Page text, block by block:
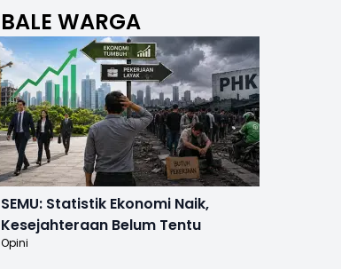
BALE WARGA
SEMU: Statistik Ekonomi Naik,
Kesejahteraan Belum Tentu
Opini